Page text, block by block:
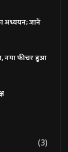
अध्ययन; जानें
नया फीचर हुआ
(3)